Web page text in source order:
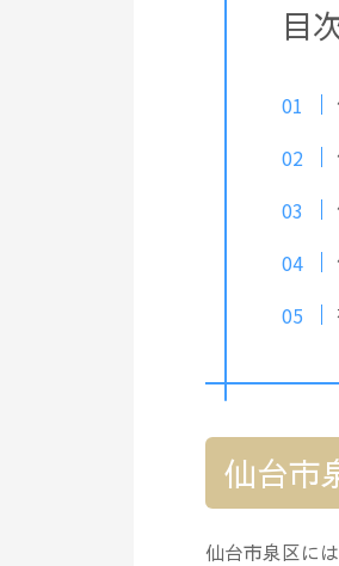
目
仙台市
仙台市泉区に